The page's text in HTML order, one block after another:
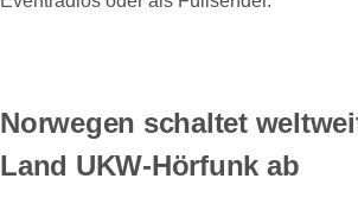
Norwegen schaltet
Land UKW-Hörfunk ab